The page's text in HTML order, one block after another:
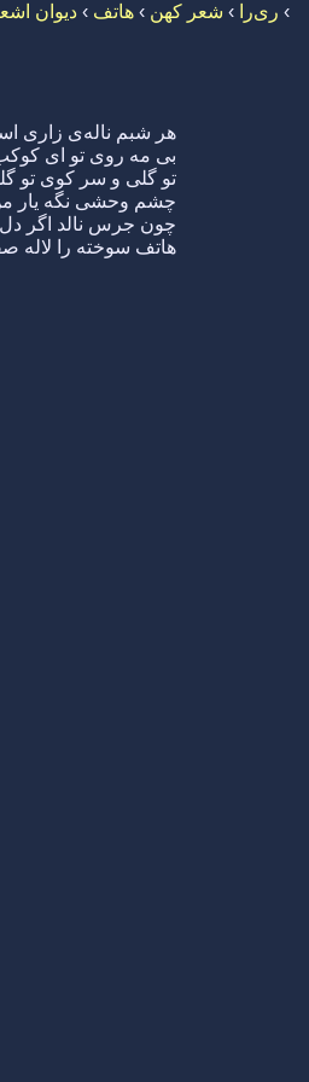
› ری‌را › شعر کهن › هاتف › دیوان
هر شبم ناله‌ی زاری
بی مه روی تو ای کوکب
تو گلی و سر کوی تو
چشم وحشی نگه یار
چون جرس نالد اگر
هاتف سوخته را لاله